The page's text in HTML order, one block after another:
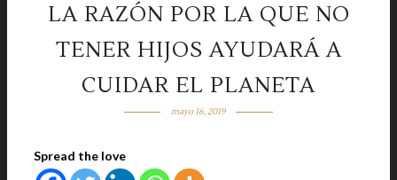
LA RAZÓN POR LA QUE NO
TENER HIJOS AYUDARÁ A
CUIDAR EL PLANETA
mayo 16, 2019
Spread the love